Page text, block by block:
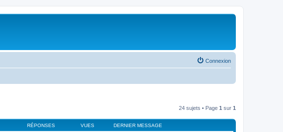
Connexion
24 sujets • Page 1 sur 1
RÉPONSES VUES DERNIER MESSAGE